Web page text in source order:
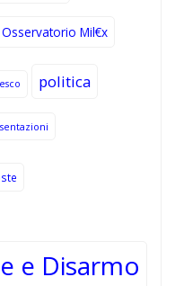
Osservatorio Mil€x
politica
e Disarmo